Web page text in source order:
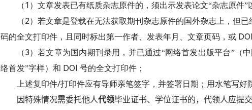
（1 ）文章发表已有纸质杂志原件的，须出示发表论文“杂志原件”
（2）若文章是登载在无法获取期刊杂志原件的国外杂志上，但
码的全文打印件，且同时标出第一作者、发表年月、文章页码，或 DOI
（3）若文章为国内期刊录用，并已通过“网络首发出版平台”（
络首发”字样）和 DOI 号的全文打印件；
上述复印件/打印件应有导师亲笔签字，并签署日期；用水笔写好
因特殊情况需委托他人代领毕业证书、学位证书的，代领人应提交